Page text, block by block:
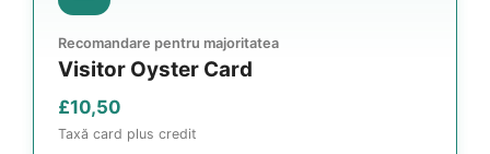
Recomandare pentru majoritatea
Visitor Oyster Card
£10,50
Taxă card plus credit